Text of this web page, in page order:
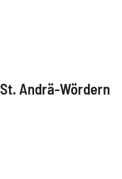
Andrä-Wördern